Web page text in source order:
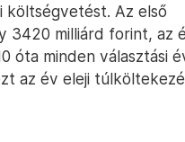
költségvetést. Az első
3420 milliárd forint, az
óta minden választási
az év eleji